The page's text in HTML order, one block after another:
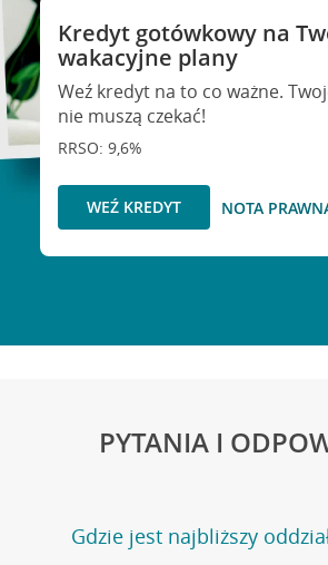
Kredyt gotówkowy na
wakacyjne plany
Weź kredyt na to co ważne.
nie muszą czekać!
RRSO: 9,6%
WEŹ KREDYT NOTA
PYTANIA I
Gdzie jest najbliższy